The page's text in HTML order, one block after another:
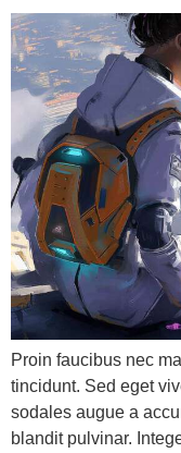
Proin faucibus nec
tincidunt. Sed eget
sodales augue a
blandit pulvinar.